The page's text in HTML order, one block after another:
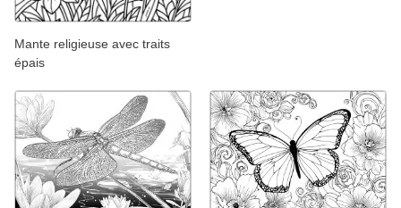
Mante religieuse avec traits
épais